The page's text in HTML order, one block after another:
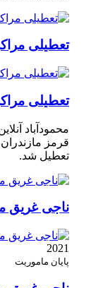
تعطیلی
تعطیلی
محمودآباد
قرمز
تعطیل شد.
ناجی غریق
2021
پایان ماموریت